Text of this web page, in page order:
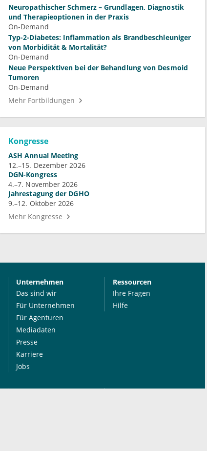
Neuropathischer Schmerz – Grundlagen, Diagnostik
und Therapieoptionen in der Praxis
On-Demand
Typ-2-Diabetes: Inflammation als Brandbeschleuniger
von Morbidität & Mortalität?
On-Demand
Neue Perspektiven bei der Behandlung von Desmoid
Tumoren
On-Demand
Mehr Fortbildungen
Kongresse
ASH Annual Meeting
12.–15. Dezember 2026
DGN-Kongress
4.–7. November 2026
Jahrestagung der DGHO
9.–12. Oktober 2026
Mehr Kongresse
Unternehmen
Das sind wir
Für Unternehmen
Für Agenturen
Mediadaten
Presse
Karriere
Jobs
Ressourcen
Ihre Fragen
Hilfe